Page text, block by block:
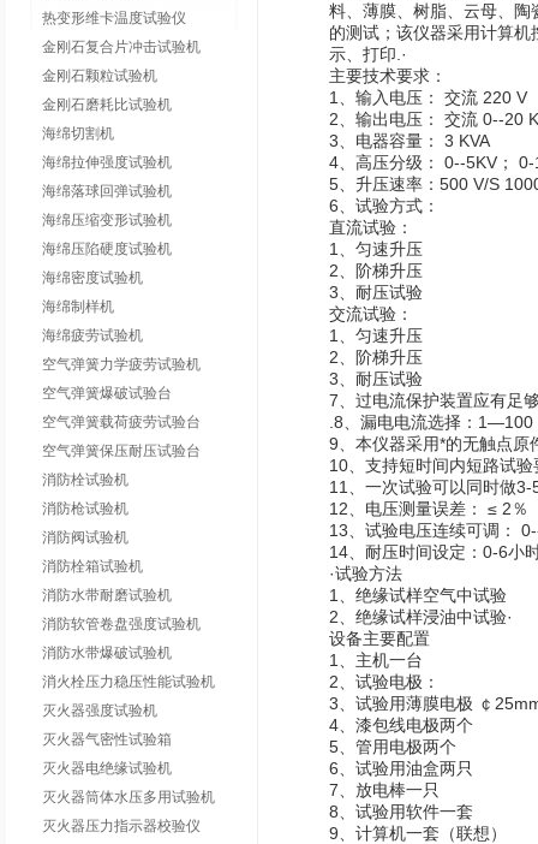
热变形维卡温度试验仪
金刚石复合片冲击试验机
金刚石颗粒试验机
金刚石磨耗比试验机
海绵切割机
海绵拉伸强度试验机
海绵落球回弹试验机
海绵压缩变形试验机
海绵压陷硬度试验机
海绵密度试验机
海绵制样机
海绵疲劳试验机
空气弹簧力学疲劳试验机
空气弹簧爆破试验台
空气弹簧载荷疲劳试验台
空气弹簧保压耐压试验台
消防栓试验机
消防枪试验机
消防阀试验机
消防栓箱试验机
消防水带耐磨试验机
消防软管卷盘强度试验机
消防水带爆破试验机
消火栓压力稳压性能试验机
灭火器强度试验机
灭火器气密性试验箱
灭火器电绝缘试验机
灭火器筒体水压多用试验机
灭火器压力指示器校验仪
料、薄膜、树脂、云母、
的测试；该仪器采用计算
示、打印.·
主要技术要求：
1、输入电压： 交流 220 V
2、输出电压： 交流
3、电器容量： 3 KVA
4、高压分级： 0--5KV；
5、升压速率：500 V/S
6、试验方式：
直流试验：
1、匀速升压
2、阶梯升压
3、耐压试验
交流试验：
1、匀速升压
2、阶梯升压
3、耐压试验
7、过电流保护装置应有足
.8、漏电电流选择：
9、本仪器采用*的无触点原
10、支持短时间内短路试
11、一次试验可以同时做
12、电压测量误差： ≤ 2％
13、试验电压连续可调：
14、耐压时间设定：0-6小
·试验方法
1、绝缘试样空气中试验
2、绝缘试样浸油中试验·
设备主要配置
1、主机一台
2、试验电极：
3、试验用薄膜电极 ￠
4、漆包线电极两个
5、管用电极两个
6、试验用油盒两只
7、放电棒一只
8、试验用软件一套
9、计算机一套（联想）